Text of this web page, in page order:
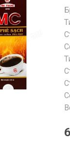
линии по
сложен - им
первых мест
Me Trang